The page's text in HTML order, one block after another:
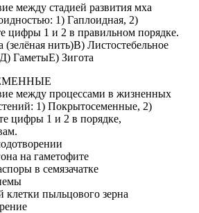
между стадией развития мха
1) Гаплоидная, 2)
цифры 1 и 2 в правильном порядке.
нить)В) Листостебельное
ГаметыЕ) Зигота
между процессами в жизненных
1) Покрытосеменные, 2)
цифры 1 и 2 в порядке,
на гаметофите
в семязачатке
клетки пыльцового зерна